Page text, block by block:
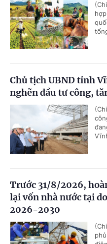
Chủ tịch UBND tỉnh
nghẽn đầu tư công,
Trước 31/8/2026,
lại vốn nhà nước tại
2026-2030